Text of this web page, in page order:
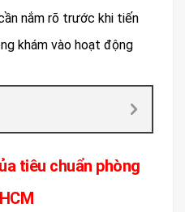
nắm rõ trước khi tiến
khám vào hoạt động
tiêu chuẩn phòng